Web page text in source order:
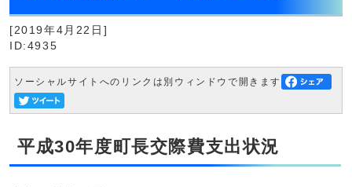
[2019年4月22日]
ID:4935
ソーシャルサイトへのリンクは別ウィンドウで開きます
平成30年度町長交際費支出状況